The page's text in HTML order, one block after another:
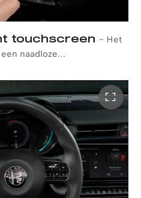
touchscreen – Het
naadloze
en in een hoek
geplaatst voor